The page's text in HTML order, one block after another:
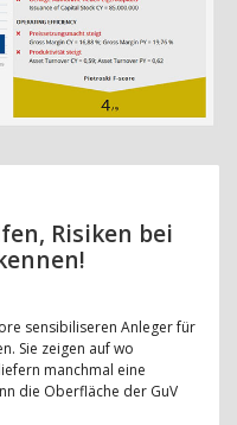
Risiken bei
sensibiliseren Anleger für
Sie zeigen auf wo
manchmal eine
die Oberfläche der GuV